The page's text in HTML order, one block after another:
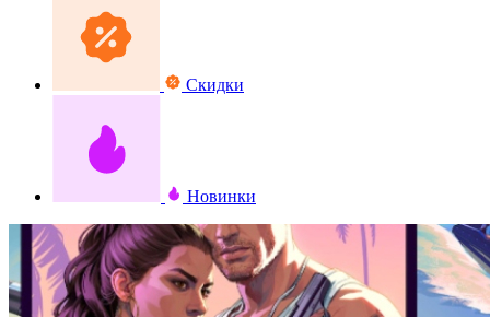
Скидки
Новинки